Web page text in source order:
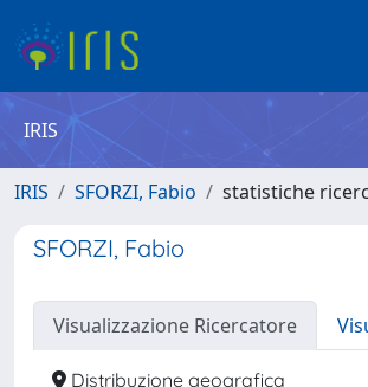
IRIS
IRIS SFORZI, Fabio statistiche
SFORZI, Fabio
Visualizzazione Ricercatore
Distribuzione geografica